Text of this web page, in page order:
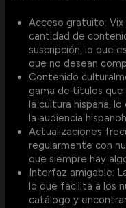
Acceso gratuito: Vix
cantidad de
suscripción, lo que
que no desean
Contenido
gama de títulos
la cultura hispana,
la audiencia
Actualizaciones
regularmente con
que siempre hay
Interfaz amigable:
lo que facilita a los
catálogo y